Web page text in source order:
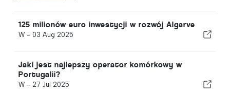
125 milionów euro inwestycji w rozwój Algarve
W - 03 Aug 2025
Jaki jest najlepszy operator komórkowy w
Portugalii?
W - 27 Jul 2025